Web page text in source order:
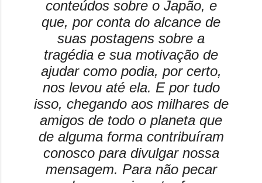
conteúdos sobre o Japão, e
que, por conta do alcance de
suas postagens sobre a
tragédia e sua motivação de
ajudar como podia, por certo,
nos levou até ela. E por tudo
isso, chegando aos milhares de
amigos de todo o planeta que
de alguma forma contribuíram
conosco para divulgar nossa
mensagem. Para não pecar